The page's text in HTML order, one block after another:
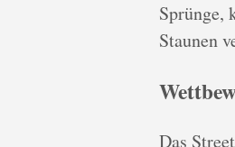
Sprünge,
Staunen
Das